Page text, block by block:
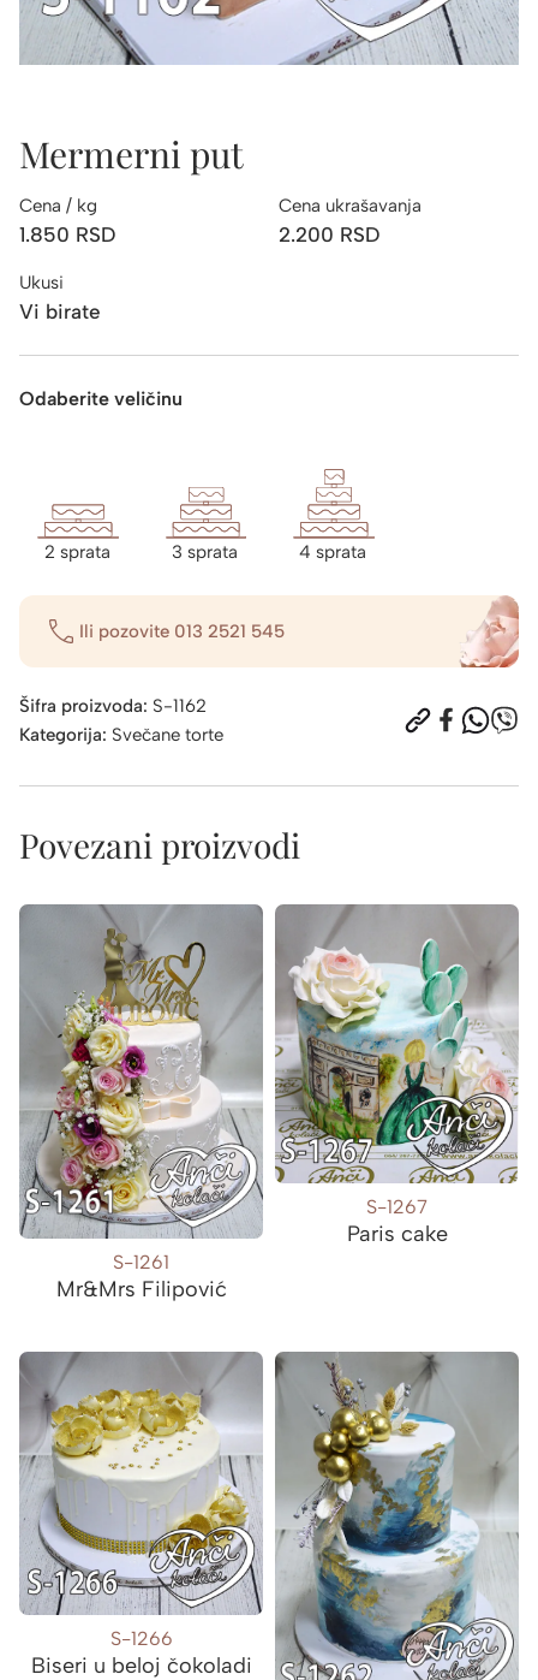
Mermerni put
Cena / kg
1.850 RSD
Cena ukrašavanja
2.200 RSD
Ukusi
Vi birate
Odaberite veličinu
2 sprata 3 sprata 4 sprata
Ili pozovite 013 2521 545
Šifra proizvoda: S-1162
Kategorija: Svečane torte
Povezani proizvodi
S-1261
Mr&Mrs Filipović
S-1267
Paris cake
S-1266
Biseri u beloj čokoladi